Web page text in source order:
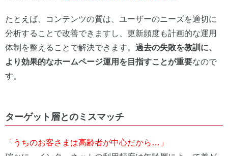
たとえば、コンテンツの質は、ユーザーのニーズを適切に
分析することで改善できますし、更新頻度も計画的な運用
体制を整えることで解決できます。 過去の失敗を教訓に、
より効果的なホームページ運用を目指すことが重要なので
す。
ターゲット層とのミスマッチ
「うちのお客さまは高齢者が中心だから…」